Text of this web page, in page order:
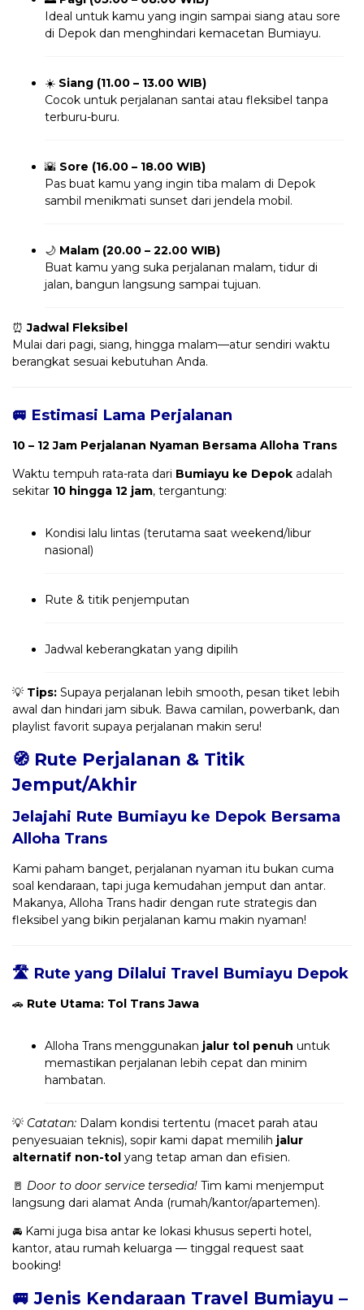
Ideal untuk kamu yang ingin sampai siang atau sore
di Depok dan menghindari kemacetan Bumiayu.
☀️ Siang (11.00 – 13.00 WIB)
Cocok untuk perjalanan santai atau fleksibel tanpa
terburu-buru.
🌇 Sore (16.00 – 18.00 WIB)
Pas buat kamu yang ingin tiba malam di Depok
sambil menikmati sunset dari jendela mobil.
🌙 Malam (20.00 – 22.00 WIB)
Buat kamu yang suka perjalanan malam, tidur di
jalan, bangun langsung sampai tujuan.
⏰Jadwal Fleksibel
Mulai dari pagi, siang, hingga malam—atur sendiri waktu
berangkat sesuai kebutuhan Anda.
🚐 Estimasi Lama Perjalanan
10 – 12 Jam Perjalanan Nyaman Bersama Alloha Trans
Waktu tempuh rata-rata dari Bumiayu ke Depok adalah
sekitar 10 hingga 12 jam, tergantung:
Kondisi lalu lintas (terutama saat weekend/libur
nasional)
Rute & titik penjemputan
Jadwal keberangkatan yang dipilih
💡 Tips: Supaya perjalanan lebih smooth, pesan tiket lebih
awal dan hindari jam sibuk. Bawa camilan, powerbank, dan
playlist favorit supaya perjalanan makin seru!
🧭 Rute Perjalanan & Titik
Jemput/Akhir
Jelajahi Rute Bumiayu ke Depok Bersama
Alloha Trans
Kami paham banget, perjalanan nyaman itu bukan cuma
soal kendaraan, tapi juga kemudahan jemput dan antar.
Makanya, Alloha Trans hadir dengan rute strategis dan
fleksibel yang bikin perjalanan kamu makin nyaman!
🛣️ Rute yang Dilalui Travel Bumiayu Depok
🚗 Rute Utama: Tol Trans Jawa
Alloha Trans menggunakan jalur tol penuh untuk
memastikan perjalanan lebih cepat dan minim
hambatan.
💡 Catatan: Dalam kondisi tertentu (macet parah atau
penyesuaian teknis), sopir kami dapat memilih jalur
alternatif non-tol yang tetap aman dan efisien.
🚪 Door to door service tersedia! Tim kami menjemput
langsung dari alamat Anda (rumah/kantor/apartemen).
🚘 Kami juga bisa antar ke lokasi khusus seperti hotel,
kantor, atau rumah keluarga — tinggal request saat
booking!
🚐 Jenis Kendaraan Travel Bumiayu –